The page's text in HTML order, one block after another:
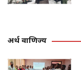
अर्थ वाणिज्य